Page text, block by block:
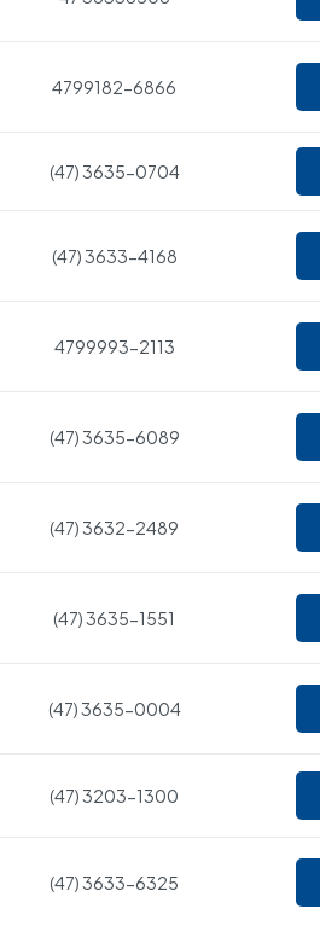
4799182-6866
(47) 3635-0704
(47) 3633-4168
4799993-2113
(47) 3635-6089
(47) 3632-2489
(47) 3635-1551
(47) 3635-0004
(47) 3203-1300
(47) 3633-6325